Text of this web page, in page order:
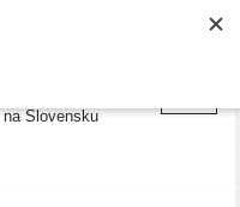
Slovensku